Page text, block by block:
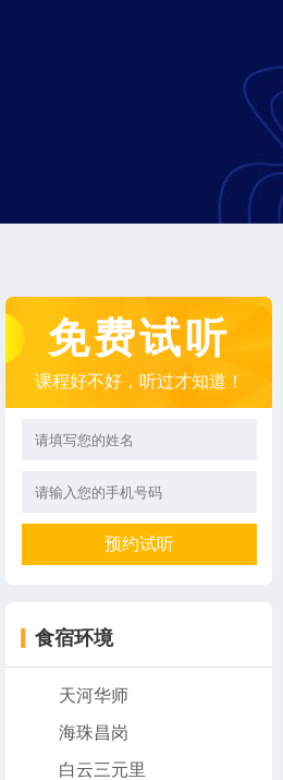
免费试听
课程好不好，听过才知道！
食宿环境
天河华师
海珠昌岗
白云三元里